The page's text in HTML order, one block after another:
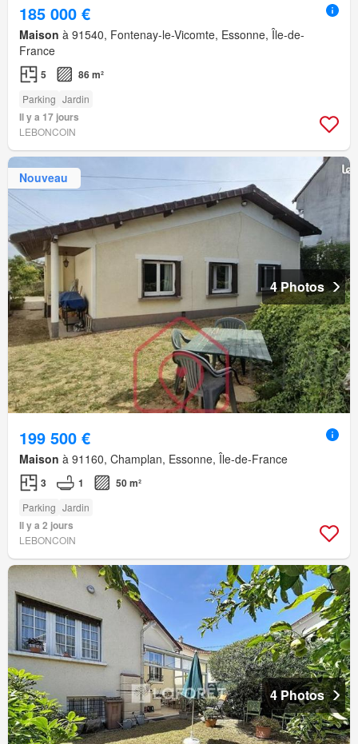
185 000 €
Maison à 91540, Fontenay-le-Vicomte, Essonne, Île-de-
France
5 86 m²
Parking Jardin
Il y a 17 jours
LEBONCOIN
Nouveau
4 Photos
199 500 €
Maison à 91160, Champlan, Essonne, Île-de-France
3 1 50 m²
Parking Jardin
Il y a 2 jours
LEBONCOIN
4 Photos